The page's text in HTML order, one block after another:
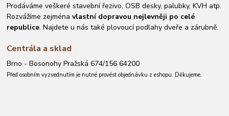
Prodáváme veškeré stavební řezivo, OSB desky, palubky, KVH atp.
Rozvážíme zejménavlastní dopravou nejlevněji po celé
republice. Najdete u nás také plovoucí podlahy dveře a zárubně.
Centrála a sklad
Brno - Bosonohy Pražská 674/156 64200
Před osobním vyzvednutím je nutné provést objednávku z eshopu. Děkujeme.